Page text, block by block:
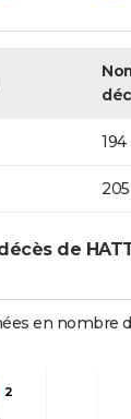
194
205
de
en nombre
2